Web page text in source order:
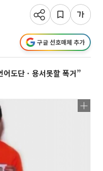
구글 선호매체 추가
도단ㆍ용서못할 폭거”